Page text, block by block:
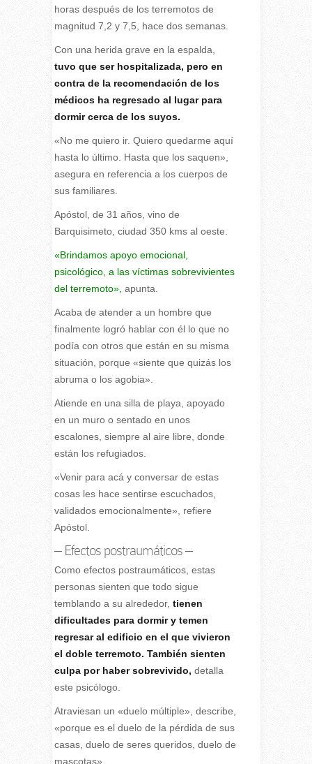
horas después de los terremotos de
magnitud 7,2 y 7,5, hace dos semanas.
Con una herida grave en la espalda,
tuvo que ser hospitalizada, pero en
contra de la recomendación de los
médicos ha regresado al lugar para
dormir cerca de los suyos.
«No me quiero ir. Quiero quedarme aquí
hasta lo último. Hasta que los saquen»,
asegura en referencia a los cuerpos de
sus familiares.
Apóstol, de 31 años, vino de
Barquisimeto, ciudad 350 kms al oeste.
«Brindamos apoyo emocional,
psicológico, a las víctimas sobrevivientes
del terremoto», apunta.
Acaba de atender a un hombre que
finalmente logró hablar con él lo que no
podía con otros que están en su misma
situación, porque «siente que quizás los
abruma o los agobia».
Atiende en una silla de playa, apoyado
en un muro o sentado en unos
escalones, siempre al aire libre, donde
están los refugiados.
«Venir para acá y conversar de estas
cosas les hace sentirse escuchados,
validados emocionalmente», refiere
Apóstol.
– Efectos postraumáticos –
Como efectos postraumáticos, estas
personas sienten que todo sigue
temblando a su alrededor, tienen
dificultades para dormir y temen
regresar al edificio en el que vivieron
el doble terremoto. También sienten
culpa por haber sobrevivido, detalla
este psicólogo.
Atraviesan un «duelo múltiple», describe,
«porque es el duelo de la pérdida de sus
casas, duelo de seres queridos, duelo de
mascotas».